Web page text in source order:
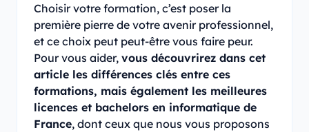
Choisir votre formation, c’est poser la
première pierre de votre avenir professionnel,
et ce choix peut peut-être vous faire peur.
Pour vous aider, vous découvrirez dans cet
article les différences clés entre ces
formations, mais également les meilleures
licences et bachelors en informatique de
France, dont ceux que nous vous proposons